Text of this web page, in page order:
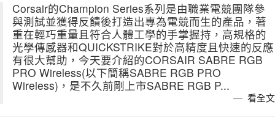
Corsair的Champion Series系列是由職業電競團隊參
與測試並獲得反饋後打造出專為電競而生的產品，著
重在輕巧重量且符合人體工學的手掌握持，高規格的
光學傳感器和QUICKSTRIKE對於高精度且快速的反應
有很大幫助，今天要介紹的CORSAIR SABRE RGB
PRO Wireless(以下簡稱SABRE RGB PRO
Wireless)，是不久前剛上市SABRE RGB P...
看全文